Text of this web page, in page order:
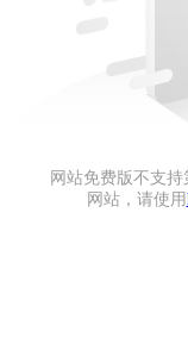
网站免费版不支
网站，请使用